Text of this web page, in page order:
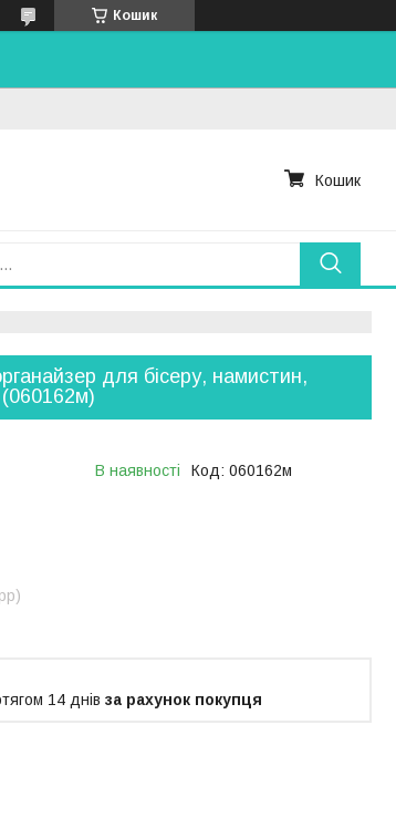
Кошик
Кошик
для бісеру, намистин,
(060162м)
В наявності Код: 060162м
14 днів за рахунок покупця